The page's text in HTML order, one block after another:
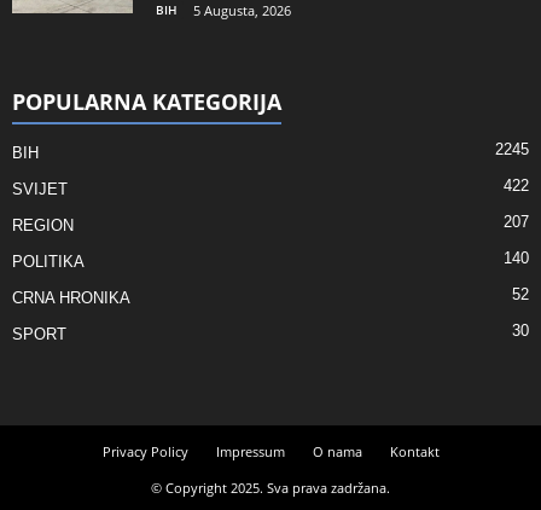
BIH 5 Augusta, 2026
POPULARNA KATEGORIJA
BIH 2245
SVIJET 422
REGION 207
POLITIKA 140
CRNA HRONIKA 52
SPORT 30
Privacy Policy Impressum O nama
Kontakt
© Copyright 2025. Sva prava zadržana.